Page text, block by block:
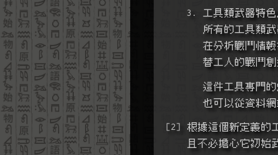
3. 工具類武器
所有的工
在分析戰
替工人的戰
這件工具
也可以從資
[2] 根據這個新定義的
且不必擔心它初